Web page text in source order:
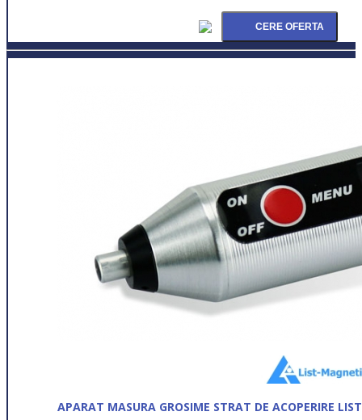
APARAT MASURA GROSIME STRAT DE ACOPERIRE